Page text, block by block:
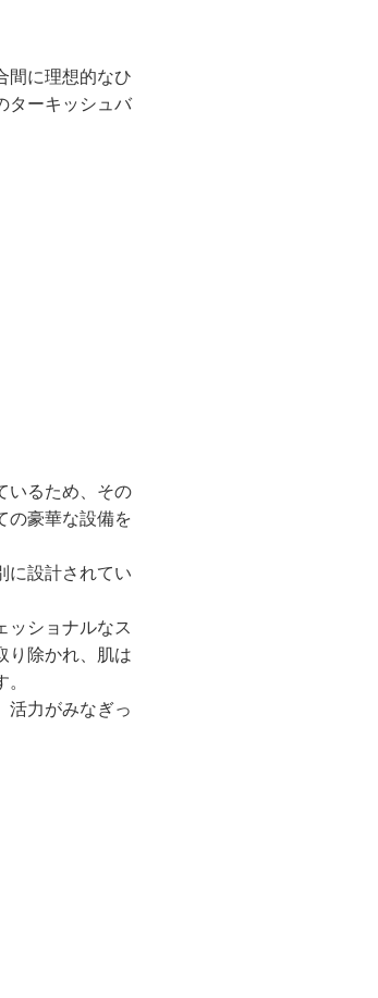
間に理想的なひ
ターキッシュバ
いるため、その
の豪華な設備を
に設計されてい
ッショナルなス
り除かれ、肌は
活力がみなぎっ